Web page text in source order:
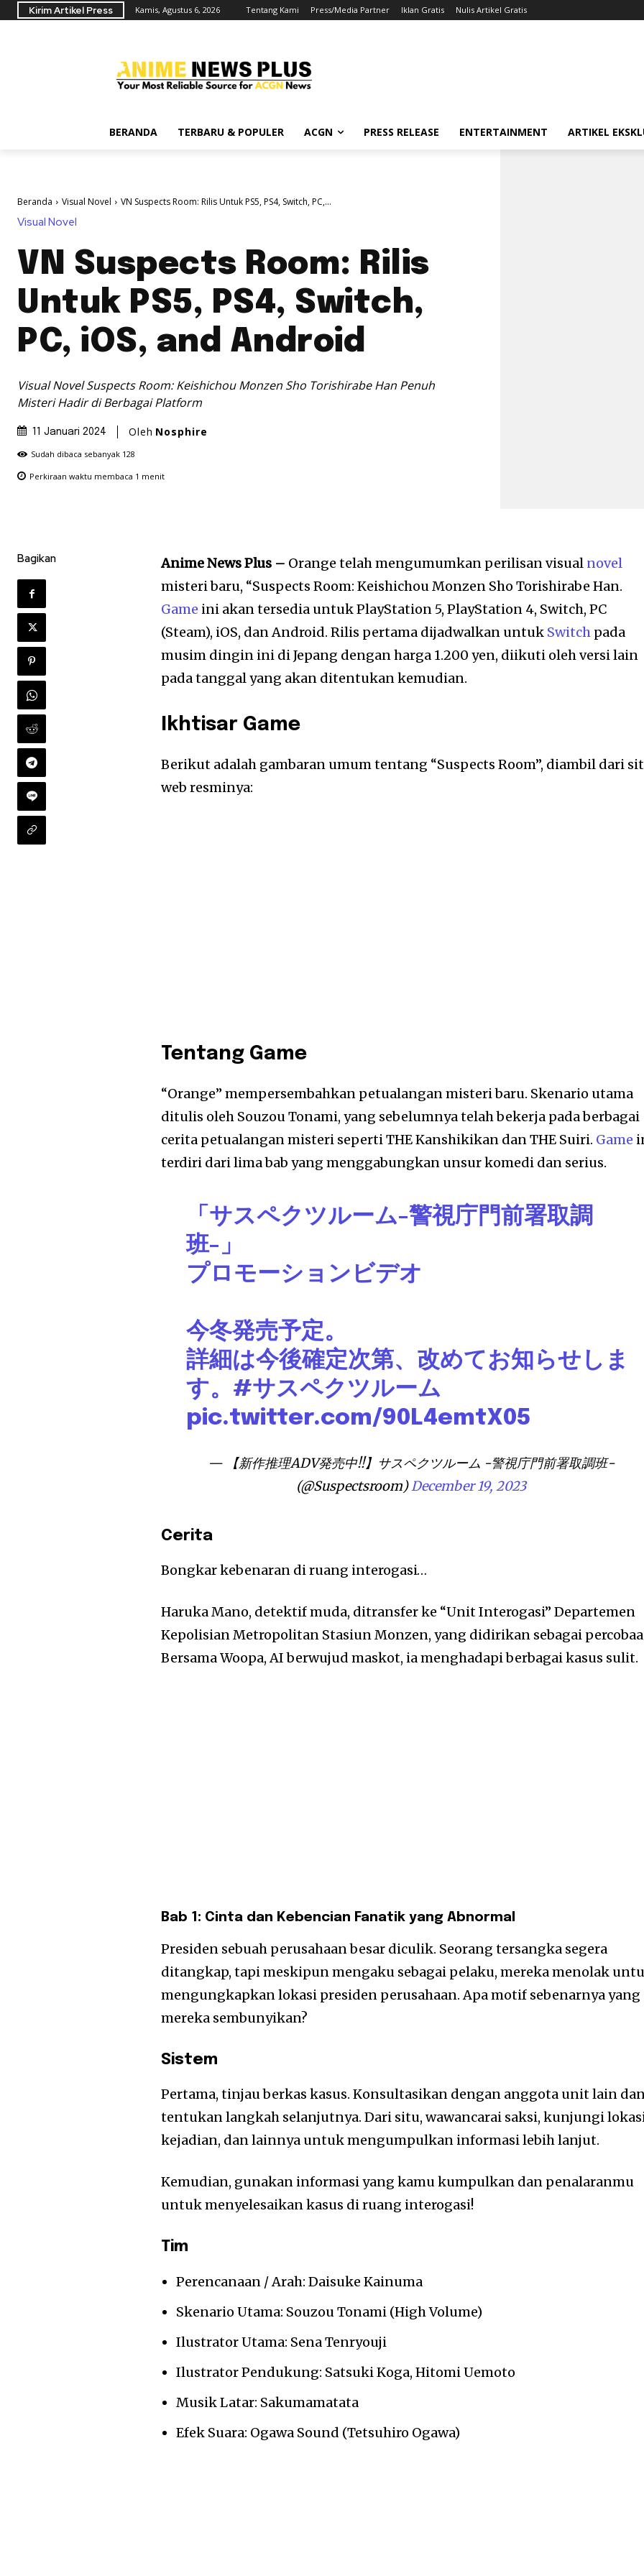
Kirim Artikel Press Kamis, Agustus 6, 2026 Tentang Kami Press/Media Partner Iklan Gratis Nulis Artikel Gratis
BERANDA TERBARU & POPULER ACGN PRESS RELEASE ENTERTAINMENT ARTIKEL
Beranda Visual Novel VN Suspects Room: Rilis Untuk PS5, PS4, Switch, PC,...
Visual Novel
VN Suspects Room: Rilis
Untuk PS5, PS4, Switch,
PC, iOS, and Android
Visual Novel Suspects Room: Keishichou Monzen Sho Torishirabe Han Penuh
Misteri Hadir di Berbagai Platform
11 Januari 2024 Oleh Nosphire
Sudah dibaca sebanyak 128
Perkiraan waktu membaca 1 menit
Bagikan Anime News Plus – Orange telah mengumumkan perilisan visual novel
misteri baru, “Suspects Room: Keishichou Monzen Sho Torishirabe Han.
Game ini akan tersedia untuk PlayStation 5, PlayStation 4, Switch, PC
(Steam), iOS, dan Android. Rilis pertama dijadwalkan untuk Switch pada
musim dingin ini di Jepang dengan harga 1.200 yen, diikuti oleh versi lain
pada tanggal yang akan ditentukan kemudian.
Ikhtisar Game
Berikut adalah gambaran umum tentang “Suspects Room”, diambil dari
web resminya:
Tentang Game
“Orange” mempersembahkan petualangan misteri baru. Skenario utama
ditulis oleh Souzou Tonami, yang sebelumnya telah bekerja pada berbagai
cerita petualangan misteri seperti THE Kanshikikan dan THE Suiri. Game
terdiri dari lima bab yang menggabungkan unsur komedi dan serius.
「サスペクツルーム-警視庁門前署取調
班-」
プロモーションビデオ
今冬発売予定。
詳細は今後確定次第、改めてお知らせしま
す。 #サスペクツルーム
pic.twitter.com/90L4emtX05
— 【新作推理ADV発売中!!】サスペクツルーム -警視庁門前署取調班-
(@Suspectsroom)December 19, 2023
Cerita
Bongkar kebenaran di ruang interogasi…
Haruka Mano, detektif muda, ditransfer ke “Unit Interogasi” Departemen
Kepolisian Metropolitan Stasiun Monzen, yang didirikan sebagai
Bersama Woopa, AI berwujud maskot, ia menghadapi berbagai kasus sulit.
Bab 1: Cinta dan Kebencian Fanatik yang Abnormal
Presiden sebuah perusahaan besar diculik. Seorang tersangka segera
ditangkap, tapi meskipun mengaku sebagai pelaku, mereka menolak
mengungkapkan lokasi presiden perusahaan. Apa motif sebenarnya yang
mereka sembunyikan?
Sistem
Pertama, tinjau berkas kasus. Konsultasikan dengan anggota unit lain
tentukan langkah selanjutnya. Dari situ, wawancarai saksi, kunjungi
kejadian, dan lainnya untuk mengumpulkan informasi lebih lanjut.
Kemudian, gunakan informasi yang kamu kumpulkan dan penalaranmu
untuk menyelesaikan kasus di ruang interogasi!
Tim
Perencanaan / Arah: Daisuke Kainuma
Skenario Utama: Souzou Tonami (High Volume)
Ilustrator Utama: Sena Tenryouji
Ilustrator Pendukung: Satsuki Koga, Hitomi Uemoto
Musik Latar: Sakumamatata
Efek Suara: Ogawa Sound (Tetsuhiro Ogawa)